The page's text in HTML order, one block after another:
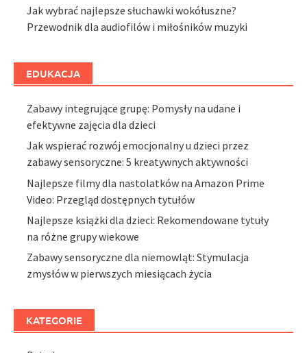
Jak wybrać najlepsze słuchawki wokółuszne?
Przewodnik dla audiofilów i miłośników muzyki
EDUKACJA
Zabawy integrujące grupę: Pomysły na udane i
efektywne zajęcia dla dzieci
Jak wspierać rozwój emocjonalny u dzieci przez
zabawy sensoryczne: 5 kreatywnych aktywności
Najlepsze filmy dla nastolatków na Amazon Prime
Video: Przegląd dostępnych tytułów
Najlepsze książki dla dzieci: Rekomendowane tytuły
na różne grupy wiekowe
Zabawy sensoryczne dla niemowląt: Stymulacja
zmysłów w pierwszych miesiącach życia
KATEGORIE